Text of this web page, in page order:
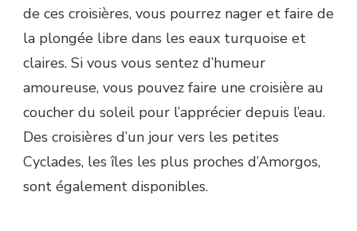
de ces croisières, vous pourrez nager et faire de
la plongée libre dans les eaux turquoise et
claires. Si vous vous sentez d’humeur
amoureuse, vous pouvez faire une croisière au
coucher du soleil pour l’apprécier depuis l’eau.
Des croisières d’un jour vers les petites
Cyclades, les îles les plus proches d’Amorgos,
sont également disponibles.